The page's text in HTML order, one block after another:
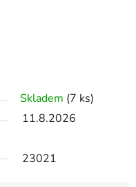
Skladem (7 ks)
11.8.2026
23021